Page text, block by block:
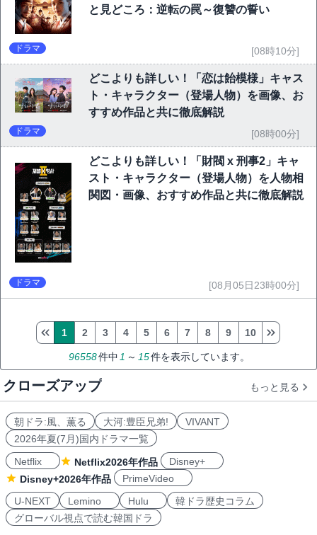
と見どころ：逆転の罠～復讐の誓い
ドラマ [08時10分]
どこよりも詳しい！「恋は飴模様」キャス
ト・キャラクター（登場人物）を画像、お
すすめ作品と共に徹底解説
ドラマ [08時00分]
どこよりも詳しい！「財閥 x 刑事2」キャ
スト・キャラクター（登場人物）を人物相
関図・画像、おすすめ作品と共に徹底解説
ドラマ [08月05日23時00分]
96558件中 1 ～ 15件を表示しています。
1 2 3 4 5 6 7 8 9 10
クローズアップ もっと見る
朝ドラ:風、薫る 大河:豊臣兄弟!
VIVANT
2026年夏(7月)国内ドラマ一覧
Netflix
Netflix2026年作品
Disney+
Disney+2026年作品
PrimeVideo
U-NEXT
Lemino Hulu
韓ドラ歴史コラム
グローバル視点で読む韓国ドラ